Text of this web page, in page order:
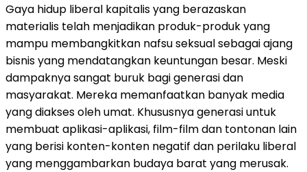
Gaya hidup liberal kapitalis yang berazaskan
materialis telah menjadikan produk-produk yang
mampu membangkitkan nafsu seksual sebagai ajang
bisnis yang mendatangkan keuntungan besar. Meski
dampaknya sangat buruk bagi generasi dan
masyarakat. Mereka memanfaatkan banyak media
yang diakses oleh umat. Khususnya generasi untuk
membuat aplikasi-aplikasi, film-film dan tontonan lain
yang berisi konten-konten negatif dan perilaku liberal
yang menggambarkan budaya barat yang merusak.